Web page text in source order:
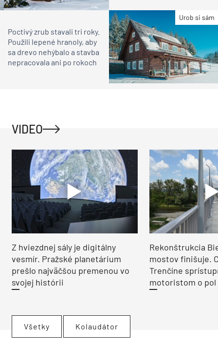
Urob si sám
Poctivý zrub stavali tri roky.
Použili lepené hranoly, aby
sa drevo nehýbalo a stavba
nepracovala ani po rokoch
VIDEO
Z hviezdnej sály je digitálny
vesmír. Pražské planetárium
prešlo najväčšou premenou vo
svojej histórii
Rekonštrukcia
mostov finišuje.
Trenčíne
motoristom o pol
Všetky Kolaudátor